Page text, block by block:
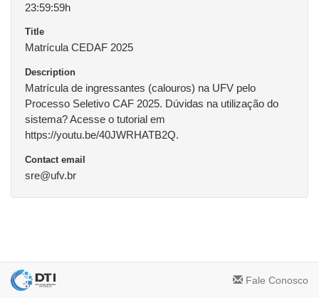
23:59:59h
Title
Matrícula CEDAF 2025
Description
Matrícula de ingressantes (calouros) na UFV pelo
Processo Seletivo CAF 2025. Dúvidas na utilização do
sistema? Acesse o tutorial em
https://youtu.be/40JWRHATB2Q.
Contact email
sre@ufv.br
Fale Conosco